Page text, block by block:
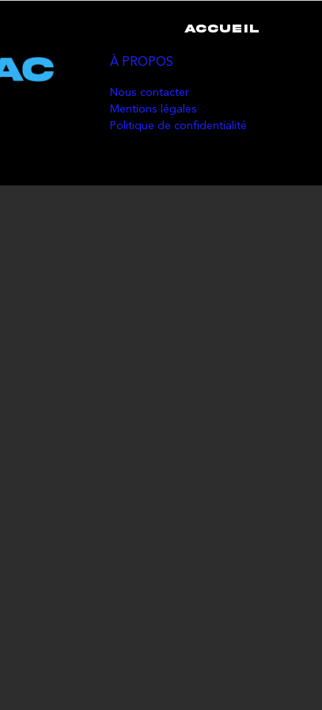
ACCUEIL
À PROPOS
Nous contacter
Mentions légales
Politique de confidentialité